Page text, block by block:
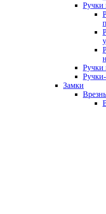
Ручки
Ручки
Замки